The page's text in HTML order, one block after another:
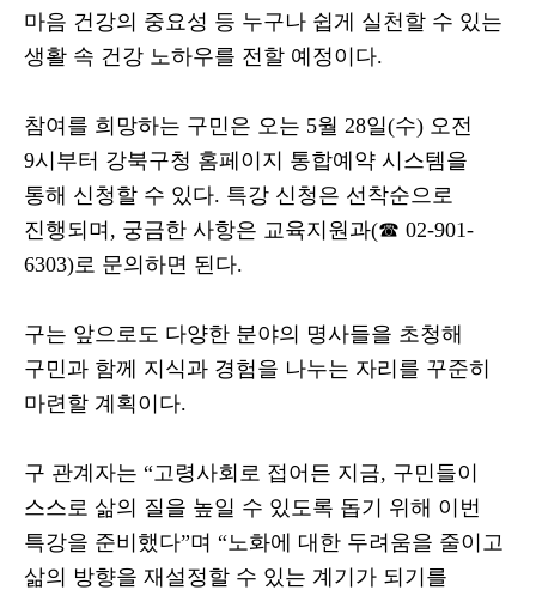
마음 건강의 중요성 등 누구나 쉽게 실천할 수 있는
생활 속 건강 노하우를 전할 예정이다.
참여를 희망하는 구민은 오는 5월 28일(수) 오전
9시부터 강북구청 홈페이지 통합예약 시스템을
통해 신청할 수 있다. 특강 신청은 선착순으로
진행되며 , 궁금한 사항은 교육지원과(☎ 02-901-
6303)로 문의하면 된다.
구는 앞으로도 다양한 분야의 명사들을 초청해
구민과 함께 지식과 경험을 나누는 자리를 꾸준히
마련할 계획이다.
구 관계자는 “고령사회로 접어든 지금, 구민들이
스스로 삶의 질을 높일 수 있도록 돕기 위해 이번
특강을 준비했다”며 “노화에 대한 두려움을 줄이고
삶의 방향을 재설정할 수 있는 계기가 되기를